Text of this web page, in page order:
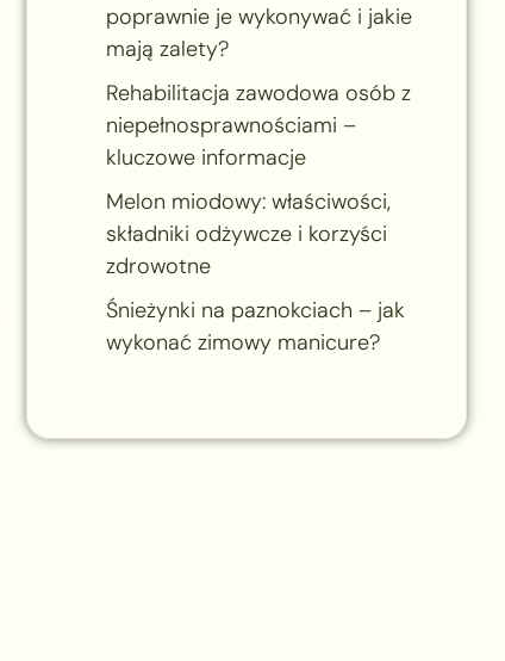
poprawnie je wykonywać i jakie
mają zalety?
Rehabilitacja zawodowa osób z
niepełnosprawnościami –
kluczowe informacje
Melon miodowy: właściwości,
składniki odżywcze i korzyści
zdrowotne
Śnieżynki na paznokciach – jak
wykonać zimowy manicure?